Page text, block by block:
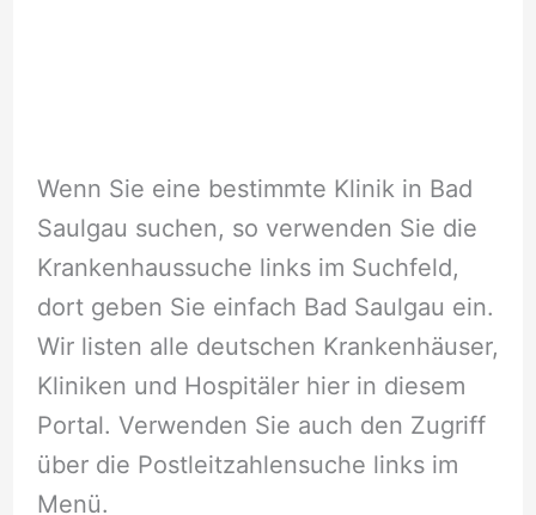
Wenn Sie eine bestimmte Klinik in Bad
Saulgau suchen, so verwenden Sie die
Krankenhaussuche links im Suchfeld,
dort geben Sie einfach Bad Saulgau ein.
Wir listen alle deutschen Krankenhäuser,
Kliniken und Hospitäler hier in diesem
Portal. Verwenden Sie auch den Zugriff
über die Postleitzahlensuche links im
Menü.